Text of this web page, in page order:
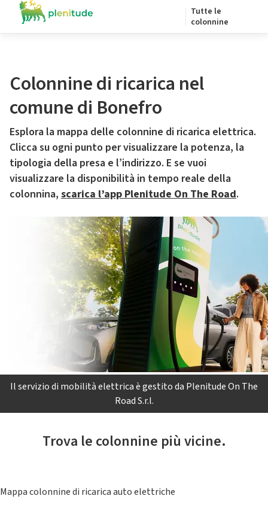
Tutte le
colonnine
Colonnine di ricarica nel
comune di Bonefro
Esplora la mappa delle colonnine di ricarica elettrica.
Clicca su ogni punto per visualizzare la potenza, la
tipologia della presa e l’indirizzo. E se vuoi
visualizzare la disponibilità in tempo reale della
colonnina, scarica l’app Plenitude On The Road.
Il servizio di mobilità elettrica è gestito da Plenitude On The
Road S.r.l.
Trova le colonnine più vicine.
Mappa colonnine di ricarica auto elettriche